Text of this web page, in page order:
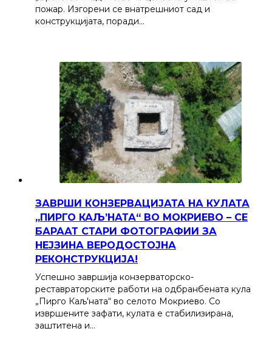
пожар. Изгорени се внатрешниот сад и
конструкцијата, поради…
ЗАВРШИ КОНЗЕРВАЦИЈАТА НА КУЛАТА
„ПИРГО КАЉ’НАТА“ ВО МОКРИЕВО – СЕ
БАРААТ СТАРИ ФОТОГРАФИИ ЗА
НЕЈЗИНА ВЕРОДОСТОЈНА
РЕКОНСТРУКЦИЈА!
Успешно завршија конзерваторско-
реставраторските работи на одбранбената кула
„Пирго Каљ'ната“ во селото Мокриево. Со
извршените зафати, кулата е стабилизирана,
заштитена и…